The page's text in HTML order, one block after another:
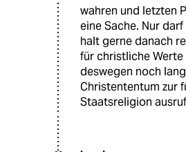
wahren und letzten
eine Sache. Nur
halt gerne danach
für christliche
deswegen noch
Christententum zur
Staatsreligion